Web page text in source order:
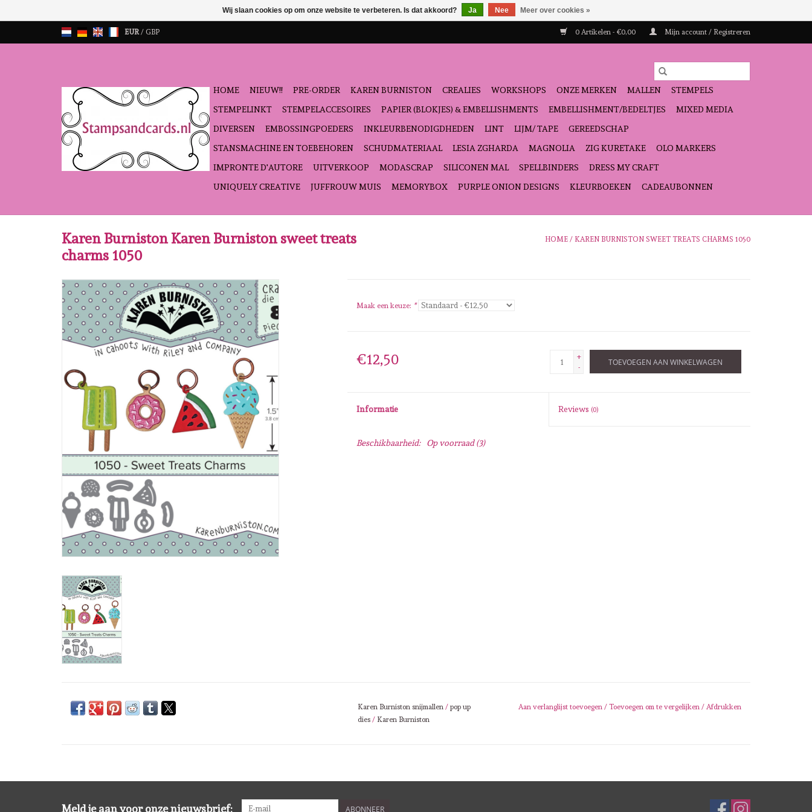
EUR/ GBP 0 Artikelen - €0,00 Mijn account / Registreren
HOME NIEUW!! PRE-ORDER KAREN BURNISTON CREALIES WORKSHOPS ONZE MERKEN MALLEN
STEMPELS
STEMPELINKT
STEMPELACCESOIRES PAPIER (BLOKJES) & EMBELLISHMENTS EMBELLISHMENT/BEDELTJES
MIXED MEDIA
DIVERSEN
EMBOSSINGPOEDERS INKLEURBENODIGDHEDEN LINT LIJM/ TAPE
GEREEDSCHAP
STANSMACHINE EN TOEBEHOREN
SCHUDMATERIAAL LESIA ZGHARDA MAGNOLIA ZIG KURETAKE
OLO MARKERS
IMPRONTE D'AUTORE
UITVERKOOP MODASCRAP SILICONEN MAL SPELLBINDERS
DRESS MY CRAFT
UNIQUELY CREATIVE
JUFFROUW MUIS MEMORYBOX PURPLE ONION DESIGNS KLEURBOEKEN CADEAUBONNEN
Karen Burniston Karen Burniston sweet treats
charms 1050
HOME / KAREN BURNISTON SWEET TREATS CHARMS 1050
Maak een keuze: *
€12,50
+
-
TOEVOEGEN AAN WINKELWAGEN
Informatie Reviews (0)
Beschikbaarheid: Op voorraad(3)
Karen Burniston snijmallen / pop up
dies / Karen Burniston
Aan verlanglijst toevoegen / Toevoegen om te vergelijken / Afdrukken
Meld je aan voor onze nieuwsbrief: ABONNEER
Wij slaan cookies op om onze website te verbeteren. Is dat akkoord? Ja Nee Meer over cookies »